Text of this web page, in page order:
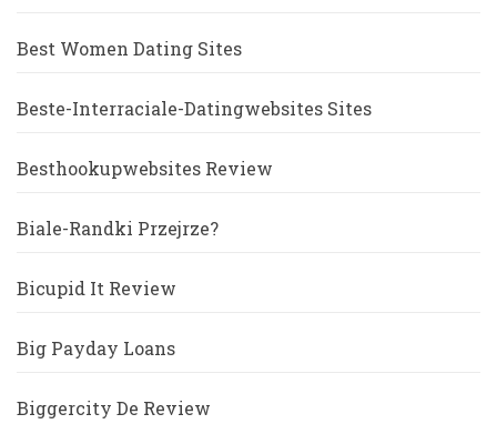
Best Women Dating Sites
Beste-Interraciale-Datingwebsites Sites
Besthookupwebsites Review
Biale-Randki Przejrze?
Bicupid It Review
Big Payday Loans
Biggercity De Review